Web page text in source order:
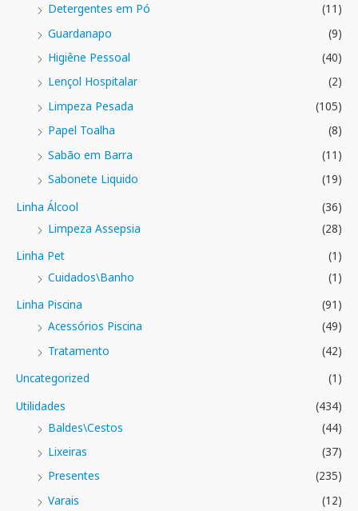
Detergentes em Pó
(11)
Guardanapo
(9)
Higiêne Pessoal
(40)
Lençol Hospitalar
(2)
Limpeza Pesada
(105)
Papel Toalha
(8)
Sabão em Barra
(11)
Sabonete Liquido
(19)
Linha Álcool
(36)
Limpeza Assepsia
(28)
Linha Pet
(1)
Cuidados\Banho
(1)
Linha Piscina
(91)
Acessórios Piscina
(49)
Tratamento
(42)
Uncategorized
(1)
Utilidades
(434)
Baldes\Cestos
(44)
Lixeiras
(37)
Presentes
(235)
Varais
(12)